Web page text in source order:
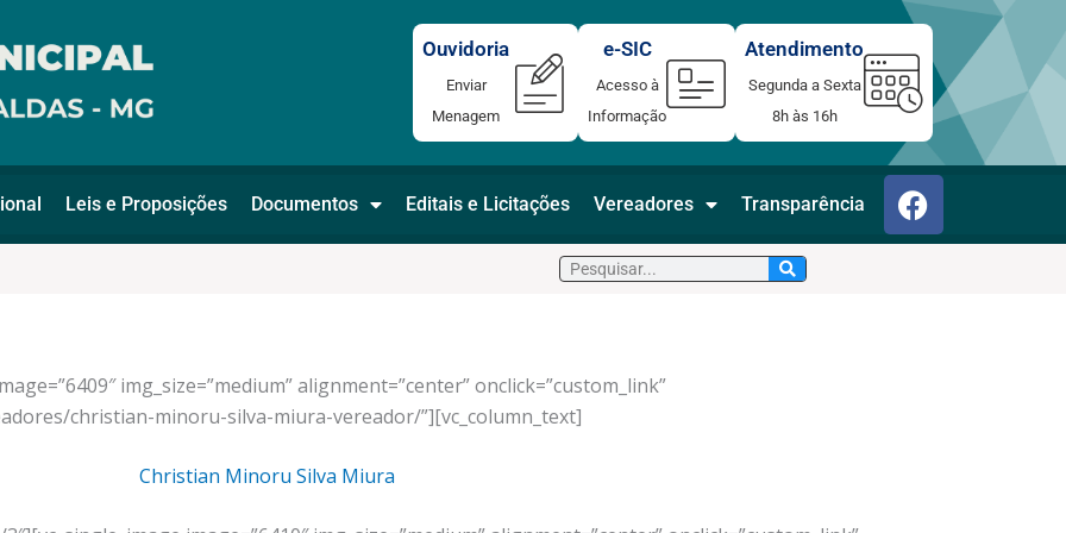
Atendimento
Segunda a Sexta
8h às 16h
e-SIC
Acesso à
Informação
Ouvidoria
Enviar
Menagem
Leis e Proposições Documentos Editais e Licitações Vereadores Transparência F
a
c
Pesquisar
img_size=”medium” alignment=”center” onclick=”custom_link”
christian-minoru-silva-miura-vereador/”][vc_column_text]
Christian Minoru Silva Miura